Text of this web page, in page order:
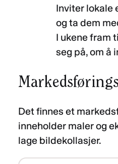
Inviter lokale
og ta dem
I ukene fram
seg på, om å
Det finnes et
inneholder maler og
lage bildekollasjer.